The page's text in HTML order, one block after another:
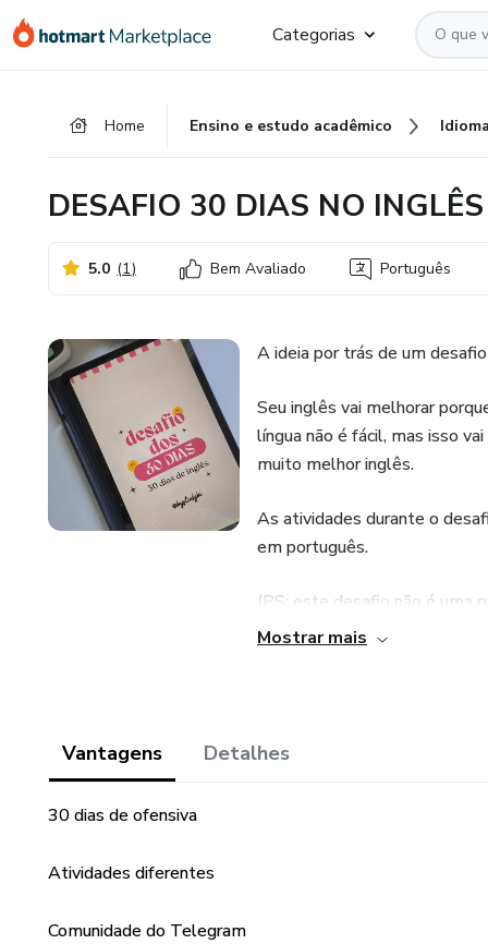
para
para
para
Categorias
Home Ensino e estudo acadêmico
DESAFIO 30 DIAS NO INGLÊS
5.0 (1) Bem Avaliado Português
A ideia por trás de um
Seu inglês vai melhorar
língua não é fácil, mas isso
muito melhor inglês.
As atividades durante o
em português.
(PS: este desafio não é uma
em 30 dias. O sucesso
Mostrar mais
Vantagens Detalhes
30 dias de ofensiva
Atividades diferentes
Comunidade do Telegram